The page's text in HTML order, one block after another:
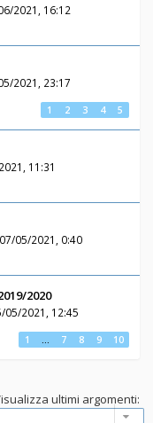
2021, 16:12
2021, 23:17
1 2 3 4 5
11:31
07/05/2021, 0:40
2020
05/2021, 12:45
1 … 7 8 9 10
ultimi argomenti: